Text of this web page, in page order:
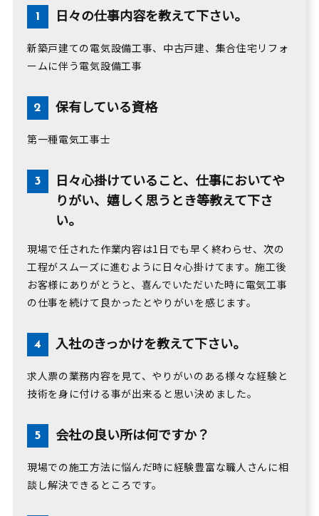
日々の仕事内容を教えて下さい。
新築戸建ての電気設備工事、中古戸建、集合住宅リフォ
ームに伴う電気設備工事
保有している資格
第一種電気工事士
日々心掛けていること、仕事においてや
りがい、嬉しく思うとき等教えて下さ
い。
現場で任された作業内容は1日でも早く終わらせ、次の
工程がスムーズに進むように日々心掛けてます。施工後
お客様にありがとうと、喜んでいただいた時に電気工事
の仕事を続けて良かったとやりがいを感じます。
入社のきっかけを教えて下さい。
求人票の業務内容を見て、やりがいのある様々な経験と
技術を身に付ける事が出来ると思い決めました。
会社の良い所は何ですか？
現場での施工方法に悩んだ時に経験豊富な職人さんに相
談し解決できるところです。